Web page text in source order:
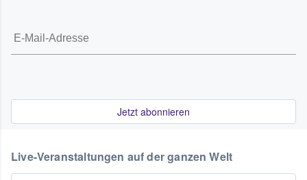
Jetzt abonnieren
Live-Veranstaltungen auf der ganzen Welt